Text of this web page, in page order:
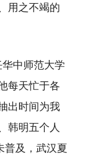
用之不竭的
中师范大学
每天忙于各
出时间为我
韩明五个人
普及，武汉夏